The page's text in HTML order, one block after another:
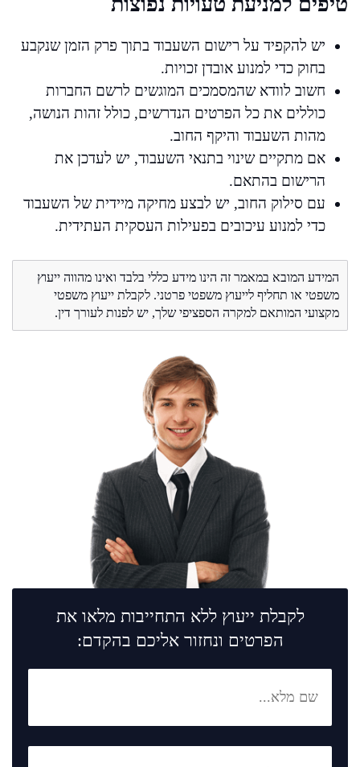
יש להקפיד על רישום השעבוד בתוך פרק הזמן שנקבע
בחוק כדי למנוע אובדן זכויות.
חשוב לוודא שהמסמכים המוגשים לרשם החברות
כוללים את כל הפרטים הנדרשים, כולל זהות הנושה,
מהות השעבוד והיקף החוב.
אם מתקיים שינוי בתנאי השעבוד, יש לעדכן את
הרישום בהתאם.
עם סילוק החוב, יש לבצע מחיקה מיידית של השעבוד
כדי למנוע עיכובים בפעילות העסקית העתידית.
המידע המובא במאמר זה הינו מידע כללי בלבד ואינו מהווה ייעוץ
משפטי או תחליף לייעוץ משפטי פרטני. לקבלת ייעוץ משפטי
מקצועי המותאם למקרה הספציפי שלך, יש לפנות לעורך דין.
לקבלת ייעוץ ללא התחייבות מלאו את
הפרטים ונחזור אליכם בהקדם: